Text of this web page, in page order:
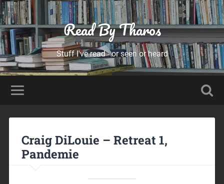
Read By Tharos
Stuff I've read - or seen or heard
Craig DiLouie – Retreat 1,
Pandemie